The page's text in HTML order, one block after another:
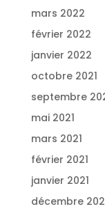
mars 2022
février 2022
janvier 2022
octobre 2021
septembre
mai 2021
mars 2021
février 2021
janvier 2021
décembre